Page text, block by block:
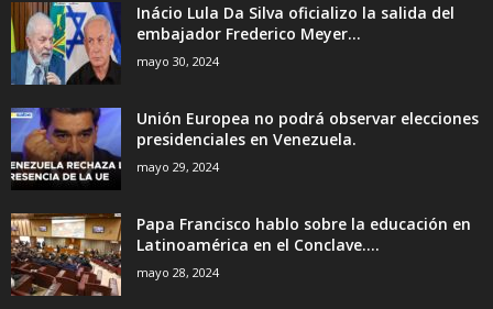
Inácio Lula Da Silva oficializo la salida del
embajador Frederico Meyer...
mayo 30, 2024
Unión Europea no podrá observar elecciones
presidenciales en Venezuela.
mayo 29, 2024
Papa Francisco hablo sobre la educación en
Latinoamérica en el Conclave....
mayo 28, 2024